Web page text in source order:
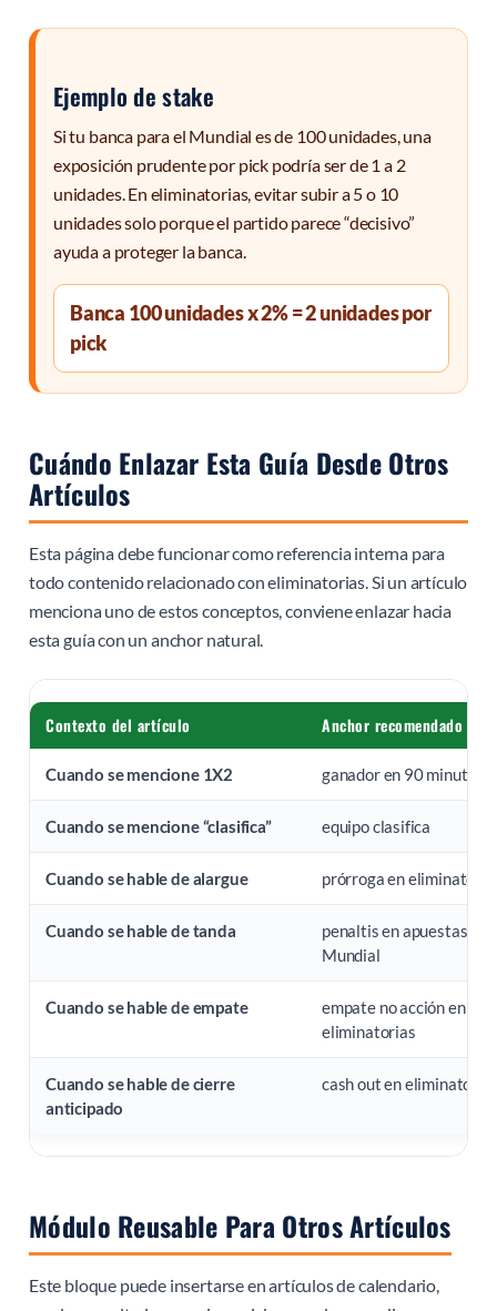
Ejemplo de stake
Si tu banca para el Mundial es de 100 unidades, una
exposición prudente por pick podría ser de 1 a 2
unidades. En eliminatorias, evitar subir a 5 o 10
unidades solo porque el partido parece “decisivo”
ayuda a proteger la banca.
Banca 100 unidades x 2% = 2 unidades por
pick
Cuándo Enlazar Esta Guía Desde Otros
Artículos
Esta página debe funcionar como referencia interna para
todo contenido relacionado con eliminatorias. Si un artículo
menciona uno de estos conceptos, conviene enlazar hacia
esta guía con un anchor natural.
Contexto del artículo Anchor recomendado
Cuando se mencione 1X2 ganador en 90 minutos
Cuando se mencione “clasifica” equipo clasifica
Cuando se hable de alargue prórroga en
Cuando se hable de tanda
penaltis en apuestas del
Mundial
Cuando se hable de empate
empate no acción en
eliminatorias
Cuando se hable de cierre
anticipado
cash out en
Módulo Reusable Para Otros Artículos
Este bloque puede insertarse en artículos de calendario,